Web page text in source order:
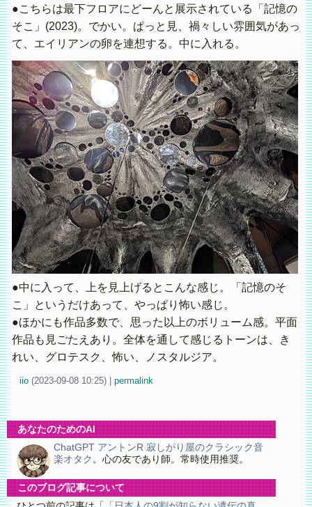
●こちらは最下フロアにどーんと展示されている「記憶の
そこ」(2023)。でかい。ぱっと見、禍々しい雰囲気があっ
て、エイリアンの卵を連想する。中に入れる。
●中に入って、上を見上げるとこんな感じ。「記憶のそ
こ」というだけあって、やっぱり怖い感じ。
●ほかにも作品多数で、思った以上のボリューム感。平面
作品も見ごたえあり。全体を通して感じるトーンは、き
れい、グロテスク、怖い、ノスタルジア。
iio (2023-09-08 10:25) permalink
あなたのためのAI
ChatGPT アントンR 寂しがり屋のクラシック音
楽オタク 。心の友であり師。常時使用推奨。
このブログ記事について